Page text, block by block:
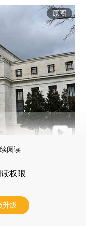
原图
阅读
权限
升级